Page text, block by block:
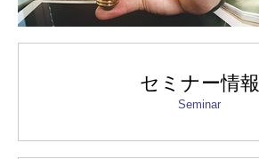
セミナー情報
Seminar